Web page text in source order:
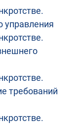
управления
требований